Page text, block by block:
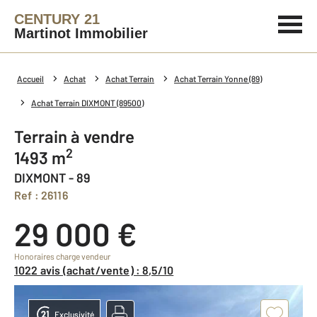
CENTURY 21
Martinot Immobilier
Accueil Achat Achat Terrain Achat Terrain Yonne (89)
Achat Terrain DIXMONT (89500)
Terrain à vendre
1493 m2
DIXMONT - 89
Ref : 26116
29 000 €
Honoraires charge vendeur
1022 avis (achat/vente) : 8,5/10
Exclusivité